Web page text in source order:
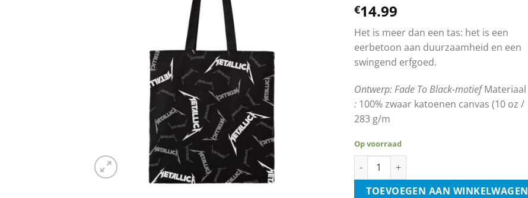
€14.99
Het is meer dan een tas: het is een
eerbetoon aan duurzaamheid en een
swingend erfgoed.
Ontwerp:Fade To Black-motiefMateriaal
: 100% zwaar katoenen canvas (10 oz /
283 g/m
Op voorraad
Tas - Metallica - Fade To Black aantal
TOEVOEGEN AAN WINKELWAGEN